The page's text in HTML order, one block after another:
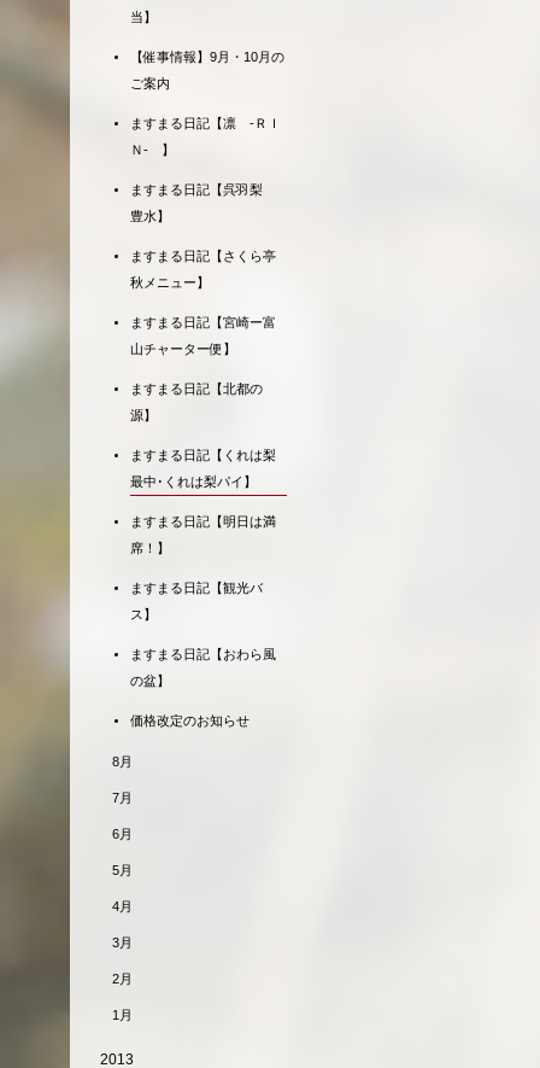
当】
【催事情報】9月・10月の
ご案内
ますまる日記【凛 -ＲＩ
Ｎ- 】
ますまる日記【呉羽梨
豊水】
ますまる日記【さくら亭
秋メニュー】
ますまる日記【宮崎ー富
山チャーター便】
ますまる日記【北都の
源】
ますまる日記【くれは梨
最中･くれは梨パイ】
ますまる日記【明日は満
席！】
ますまる日記【観光バ
ス】
ますまる日記【おわら風
の盆】
価格改定のお知らせ
8月
7月
6月
5月
4月
3月
2月
1月
2013